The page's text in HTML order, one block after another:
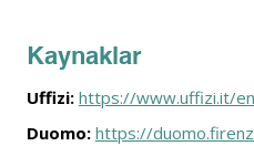
Kaynaklar
Uffizi: https://www.uffizi.it/en
Duomo: https://